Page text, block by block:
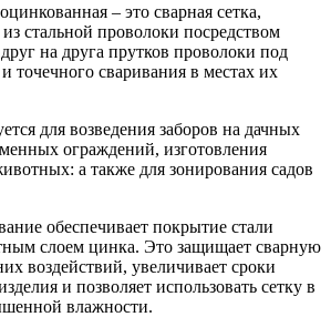
– это сварная сетка,
из стальной проволоки посредством
на друга прутков проволоки под
точечного сваривания в местах их
для возведения заборов на дачных
ограждений, изготовления
а также для зонирования садов
обеспечивает покрытие стали
слоем цинка. Это защищает сварную
воздействий, увеличивает сроки
и позволяет использовать сетку в
влажности.